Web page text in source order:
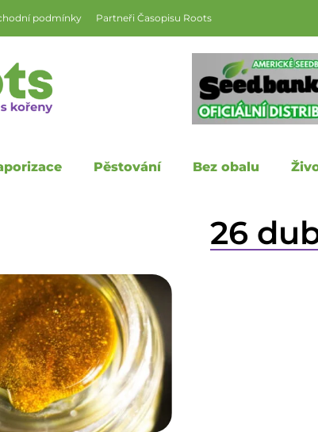
podmínky Partneři Časopisu Roots
Pěstování Bez obalu
26